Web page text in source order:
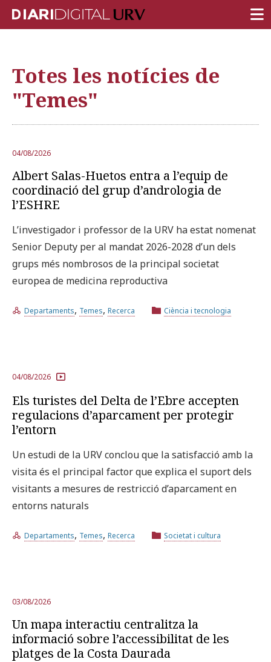
RECERCA
DOCÈNCIA
INSTITUCIÓ
VIDA AL CAMPUS
COMUNITAT URV
REPORTATGES
Més categories
Prova la cerca avançada
Totes les notícies de
"Temes"
04/08/2026
Albert Salas-Huetos entra a l’equip de
coordinació del grup d’andrologia de
l’ESHRE
L’investigador i professor de la URV ha estat nomenat
Senior Deputy per al mandat 2026-2028 d’un dels
grups més nombrosos de la principal societat
europea de medicina reproductiva
Departaments, Temes, Recerca Ciència i tecnologia
04/08/2026
Els turistes del Delta de l’Ebre accepten
regulacions d’aparcament per protegir
l’entorn
Un estudi de la URV conclou que la satisfacció amb la
visita és el principal factor que explica el suport dels
visitants a mesures de restricció d’aparcament en
entorns naturals
Departaments, Temes, Recerca Societat i cultura
03/08/2026
Un mapa interactiu centralitza la
informació sobre l’accessibilitat de les
platges de la Costa Daurada